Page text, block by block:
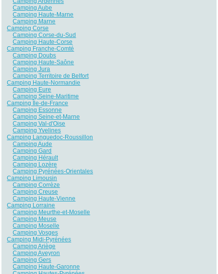
Camping Aube
Camping Haute-Marne
Camping Marne
Camping Corse
Camping Corse-du-Sud
Camping Haute-Corse
Camping Franche-Comté
Camping Doubs
Camping Haute-Saône
Camping Jura
Camping Territoire de Belfort
Camping Haute-Normandie
Camping Eure
Camping Seine-Maritime
Camping Île-de-France
Camping Essonne
Camping Seine-et-Marne
Camping Val-d'Oise
Camping Yvelines
Camping Languedoc-Roussillon
Camping Aude
Camping Gard
Camping Hérault
Camping Lozère
Camping Pyrénées-Orientales
Camping Limousin
Camping Corrèze
Camping Creuse
Camping Haute-Vienne
Camping Lorraine
Camping Meurthe-et-Moselle
Camping Meuse
Camping Moselle
Camping Vosges
Camping Midi-Pyrénées
Camping Ariège
Camping Aveyron
Camping Gers
Camping Haute-Garonne